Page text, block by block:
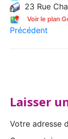
23 Rue
Voir le plan
Précédent
Laisser
Votre adresse